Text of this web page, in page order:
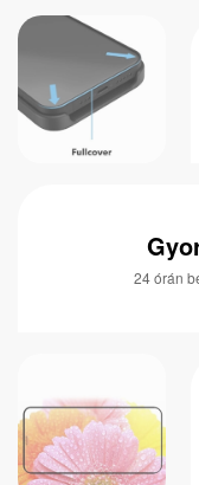
24 órán